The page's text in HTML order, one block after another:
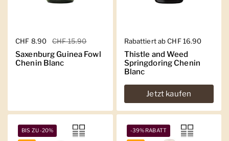
Regulärer Preis
CHF 8.90 Sale-Preis
CHF 15.90
Saxenburg Guinea Fowl
Chenin Blanc
Regulärer Preis
Rabattiert ab CHF 16.90
Thistle and Weed
Springdoring Chenin
Blanc
Jetzt kaufen
BIS ZU -20% -39% RABATT